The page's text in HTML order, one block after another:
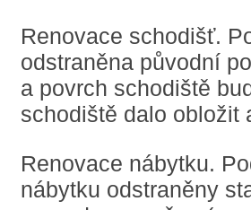
Renovace schodišť.
odstraněna původní
a povrch schodiště
schodiště dalo obložit
Renovace nábytku.
nábytku odstraněny